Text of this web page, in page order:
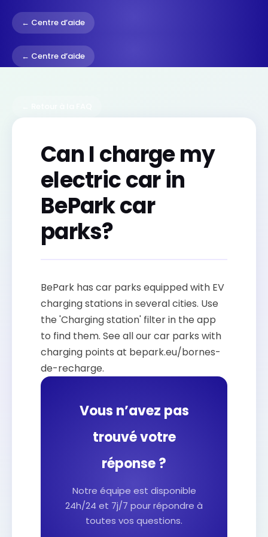
← Centre d’aide
← Centre d’aide
Can I charge my
electric car in
BePark car
parks?
BePark has car parks equipped with EV
charging stations in several cities. Use
the 'Charging station' filter in the app
to find them. See all our car parks with
charging points at bepark.eu/bornes-
de-recharge.
Vous n’avez pas
trouvé votre
réponse ?
Notre équipe est disponible
24h/24 et 7j/7 pour répondre à
toutes vos questions.